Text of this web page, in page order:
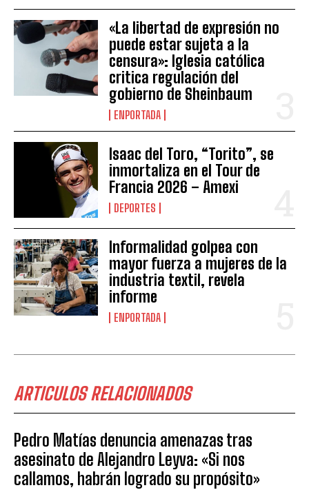
«La libertad de expresión no
puede estar sujeta a la
censura»: Iglesia católica
critica regulación del
gobierno de Sheinbaum
ENPORTADA
Isaac del Toro, “Torito”, se
inmortaliza en el Tour de
Francia 2026 – Amexi
DEPORTES
Informalidad golpea con
mayor fuerza a mujeres de la
industria textil, revela
informe
ENPORTADA
ARTICULOS RELACIONADOS
Pedro Matías denuncia amenazas tras
asesinato de Alejandro Leyva: «Si nos
callamos, habrán logrado su propósito»